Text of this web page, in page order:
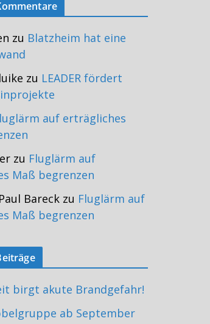
zu Blatzheim hat eine
zu LEADER fördert
auf erträgliches
zu Fluglärm auf
Maß begrenzen
Bareck zu Fluglärm auf
Maß begrenzen
birgt akute Brandgefahr!
ab September